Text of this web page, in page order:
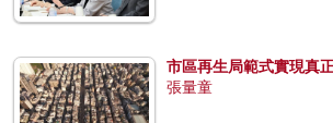
市區再生局範式實現真
張量童